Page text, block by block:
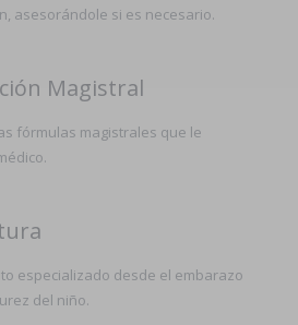
asesorándole si es necesario.
Magistral
fórmulas magistrales que le
especializado desde el embarazo
del niño.